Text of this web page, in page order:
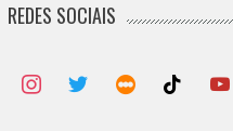
REDES SOCIAIS